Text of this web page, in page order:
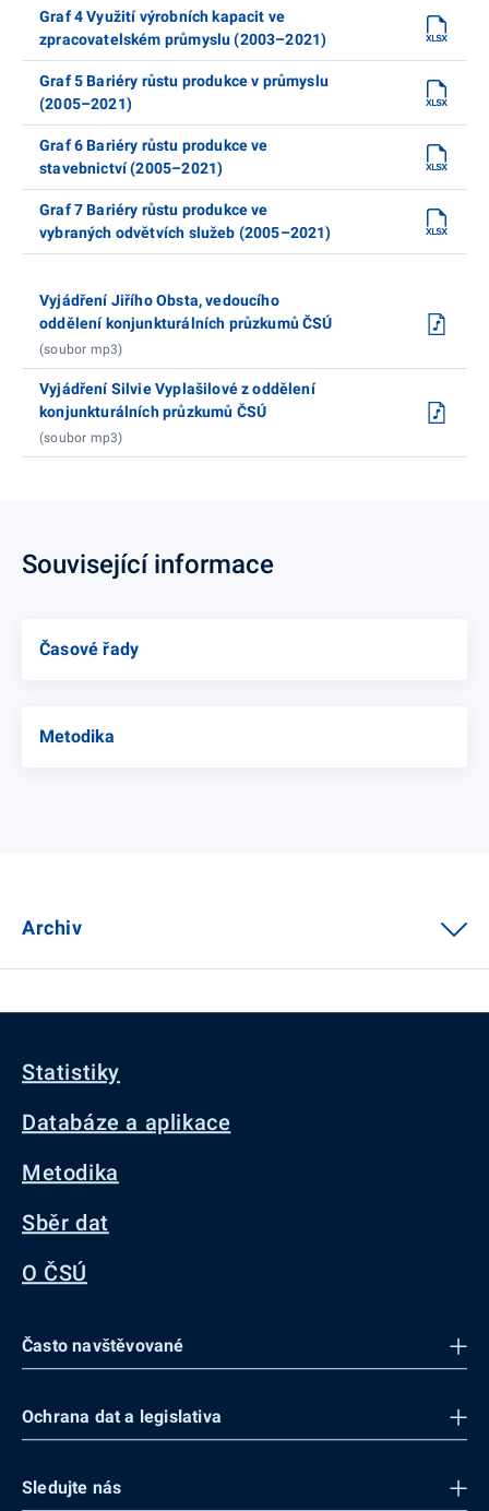
Graf 4 Využití výrobních kapacit ve
zpracovatelském průmyslu (2003–2021)
Graf 5 Bariéry růstu produkce v průmyslu
(2005–2021)
Graf 6 Bariéry růstu produkce ve
stavebnictví (2005–2021)
Graf 7 Bariéry růstu produkce ve
vybraných odvětvích služeb (2005–2021)
Vyjádření Jiřího Obsta, vedoucího
oddělení konjunkturálních průzkumů ČSÚ
(soubor mp3)
Vyjádření Silvie Vyplašilové z oddělení
konjunkturálních průzkumů ČSÚ
(soubor mp3)
Související informace
Časové řady
Metodika
Archiv
Statistiky
Databáze a aplikace
Metodika
Sběr dat
O ČSÚ
Často navštěvované
Ochrana dat a legislativa
Sledujte nás